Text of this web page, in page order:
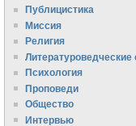
Публицистика
Миссия
Религия
Литературоведческие
Психология
Проповеди
Общество
Интервью